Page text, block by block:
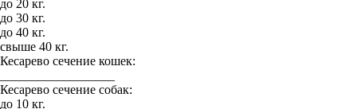
до 20 кг.
до 30 кг.
до 40 кг.
свыше 40 кг.
Кесарево сечение кошек:
Кесарево сечение собак:
до 10 кг.